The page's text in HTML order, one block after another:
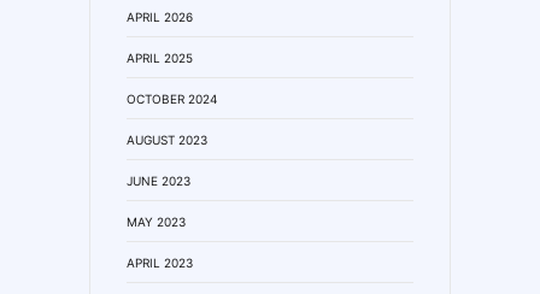
APRIL 2026
APRIL 2025
OCTOBER 2024
AUGUST 2023
JUNE 2023
MAY 2023
APRIL 2023